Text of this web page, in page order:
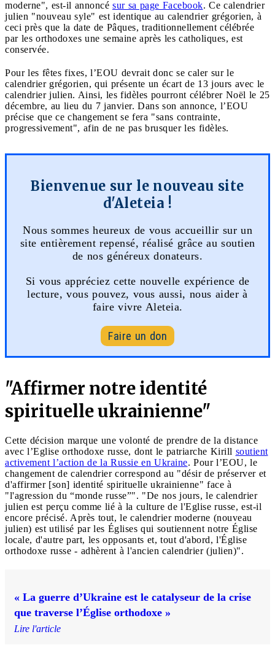
moderne", est-il annoncé sur sa page Facebook. Ce calendrier
julien "nouveau syle" est identique au calendrier grégorien, à
ceci près que la date de Pâques, traditionnellement célébrée
par les orthodoxes une semaine après les catholiques, est
conservée.
Pour les fêtes fixes, l’EOU devrait donc se caler sur le
calendrier grégorien, qui présente un écart de 13 jours avec le
calendrier julien. Ainsi, les fidèles pourront célébrer Noël le 25
décembre, au lieu du 7 janvier. Dans son annonce, l’EOU
précise que ce changement se fera "sans contrainte,
progressivement", afin de ne pas brusquer les fidèles.
Bienvenue sur le nouveau site
d'Aleteia !
Nous sommes heureux de vous accueillir sur un
site entièrement repensé, réalisé grâce au soutien
de nos généreux donateurs.
Si vous appréciez cette nouvelle expérience de
lecture, vous pouvez, vous aussi, nous aider à
faire vivre Aleteia.
Faire un don
"Affirmer notre identité
spirituelle ukrainienne"
Cette décision marque une volonté de prendre de la distance
avec l’Eglise orthodoxe russe, dont le patriarche Kirill soutient
activement l’action de la Russie en Ukraine. Pour l’EOU, le
changement de calendrier correspond au "désir de préserver et
d'affirmer [son] identité spirituelle ukrainienne" face à
"l'agression du “monde russe”". "De nos jours, le calendrier
julien est perçu comme lié à la culture de l'Eglise russe, est-il
encore précisé. Après tout, le calendrier moderne (nouveau
julien) est utilisé par les Églises qui soutiennent notre Église
locale, d'autre part, les opposants et, tout d'abord, l'Église
orthodoxe russe - adhèrent à l'ancien calendrier (julien)".
« La guerre d’Ukraine est le catalyseur de la crise
que traverse l’Église orthodoxe »
Lire l'article